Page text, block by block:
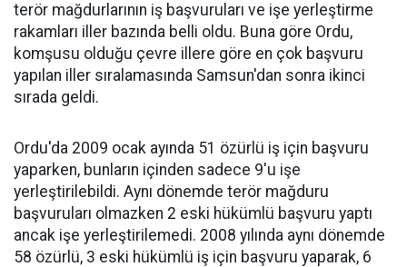
terör mağdurlarının iş başvuruları ve işe yerleştirme
rakamları iller bazında belli oldu. Buna göre Ordu,
komşusu olduğu çevre illere göre en çok başvuru
yapılan iller sıralamasında Samsun'dan sonra ikinci
sırada geldi.
Ordu'da 2009 ocak ayında 51 özürlü iş için başvuru
yaparken, bunların içinden sadece 9'u işe
yerleştirilebildi. Aynı dönemde terör mağduru
başvuruları olmazken 2 eski hükümlü başvuru yaptı
ancak işe yerleştirilemedi. 2008 yılında aynı dönemde
58 özürlü, 3 eski hükümlü iş için başvuru yaparak, 6